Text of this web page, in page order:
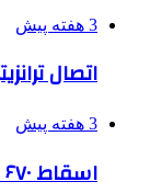
3 هفته پیش
اتصال
3 هفته پیش
اسقاط ۶۷۰ هزار خودروی فرسوده طی ۳ سال